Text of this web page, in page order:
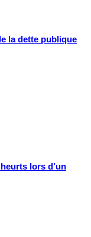
la dette publique
lors d’un